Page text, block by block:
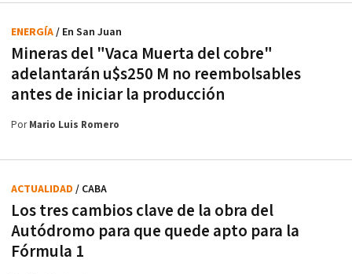
Mineras del "Vaca Muerta del cobre"
adelantarán u$s250 M no reembolsables
antes de iniciar la producción
ENERGÍA/ En San Juan
PorMario Luis Romero
Los tres cambios clave de la obra del
Autódromo para que quede apto para la
Fórmula 1
ACTUALIDAD / CABA